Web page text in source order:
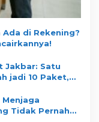
Ada di Rekening?
Jakbar: Satu
jadi 10 Paket,
Tidak Pernah